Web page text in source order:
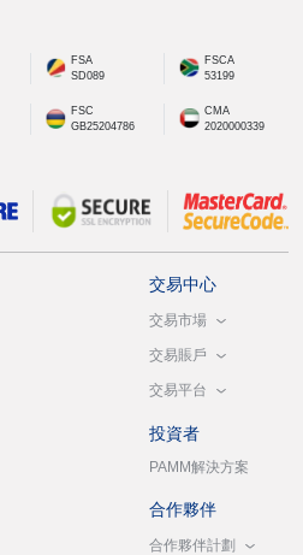
FSA
SD089
FSCA
53199
FSC
GB25204786
CMA
2020000339
交易中心
交易市場
交易賬戶
交易平台
投資者
PAMM解決方案
合作夥伴
合作夥伴計劃